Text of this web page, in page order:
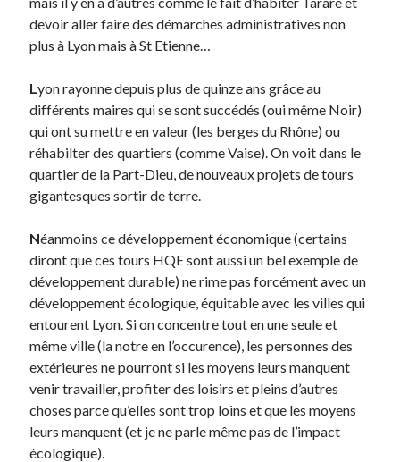
On parle de quoi ?
A Lyon
Coup de coeur
Daddy
Engagé
Geek
Green
Humeur
Lyon
Lyon à Livre Ouvert
Mini-monsieur
Non classé
Parole de Follower
Patchwork
Photos
Post inutile
Proust
Sons
Sorties cuculturelles
devoir aller faire des démarches administratives non
plus à Lyon mais à St Etienne…
Lyon rayonne depuis plus de quinze ans grâce au
différents maires qui se sont succédés (oui même Noir)
qui ont su mettre en valeur (les berges du Rhône) ou
réhabilter des quartiers (comme Vaise). On voit dans le
quartier de la Part-Dieu, denouveaux projets de tours
gigantesques sortir de terre.
Néanmoins ce développement économique (certains
diront que ces tours HQE sont aussi un bel exemple de
développement durable) ne rime pas forcément avec un
développement écologique, équitable avec les villes qui
entourent Lyon. Si on concentre tout en une seule et
même ville (la notre en l’occurence), les personnes des
extérieures ne pourront si les moyens leurs manquent
venir travailler, profiter des loisirs et pleins d’autres
choses parce qu’elles sont trop loins et que les moyens
leurs manquent (et je ne parle même pas de l’impact
écologique).